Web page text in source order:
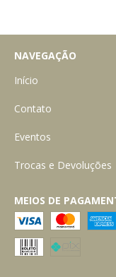
NAVEGAÇÃO
Início
Contato
Eventos
Trocas e Devoluções
MEIOS DE